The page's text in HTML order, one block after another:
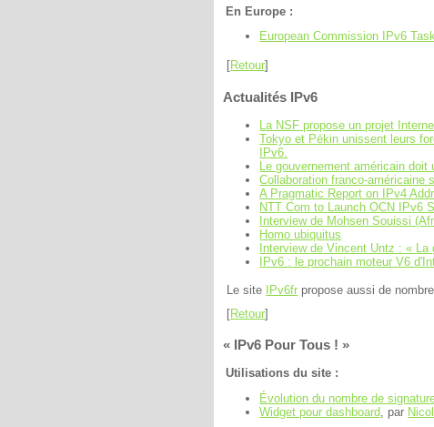
En Europe :
European Commission IPv6
[Retour]
Actualités IPv6
La NSF propose un projet
Tokyo et Pékin unissent leurs
IPv6.
Le gouvernement américain doit
Collaboration franco-américaine
A Pragmatic Report on IPv4
NTT Com to Launch OCN IPv6
Interview de Mohsen Souissi
Homo ubiquitus
Interview de Vincent Untz :
La
IPv6 : le prochain moteur V6
Le site IPv6fr propose aussi de
[Retour]
IPv6 Pour Tous !
Utilisations du site :
Évolution du nombre de
Widget pour dashboard, par